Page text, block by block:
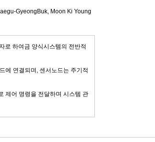
GyeongBuk, Moon Ki Young
로 하여금 양식시스템의 전반적
에 연결되며, 센서노드는 주기적
제어 명령을 전달하며 시스템 관